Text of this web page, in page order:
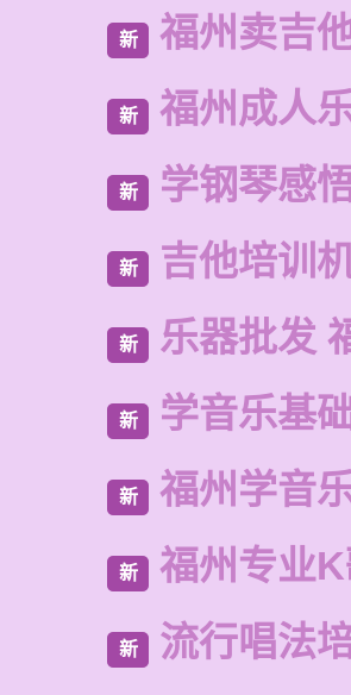
新 福州卖吉
新 福州成人
新 学钢琴感
新 吉他培训
新 乐器批发
新 学音乐基
新 福州学音
新 福州专业
新 流行唱法